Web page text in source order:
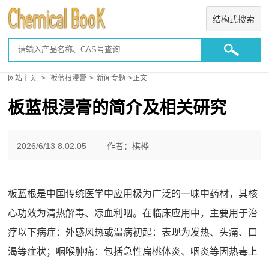
结构式搜索
网站主页 > 板蓝根浸膏 > 新闻专题 >正文
板蓝根浸膏的简介及相关研究
2026/6/13 8:02:05 作者：棋桦
板蓝根是中国传统医学中应用极为广泛的一味中药材，其核
心功效为清热解毒、凉血利咽。在临床应用中，主要用于治
疗以下病症：‌外感风热或温病初起‌：表现为发热、头痛、口
渴等症状；‌咽喉肿痛‌：包括急性扁桃体炎、咽炎等因热毒上